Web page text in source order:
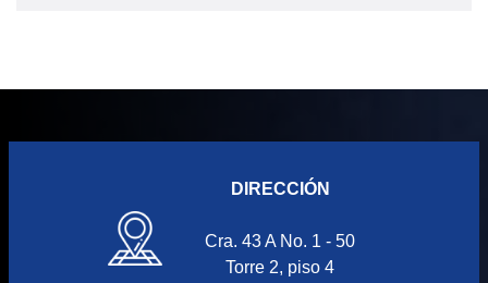
DIRECCIÓN
Cra. 43 A No. 1 - 50
Torre 2, piso 4